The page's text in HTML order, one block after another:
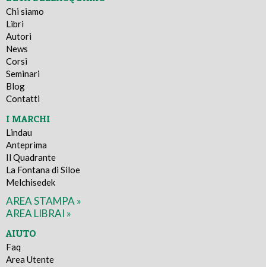
Chi siamo
Libri
Autori
News
Corsi
Seminari
Blog
Contatti
I MARCHI
Lindau
Anteprima
Il Quadrante
La Fontana di Siloe
Melchisedek
AREA STAMPA »
AREA LIBRAI »
AIUTO
Faq
Area Utente